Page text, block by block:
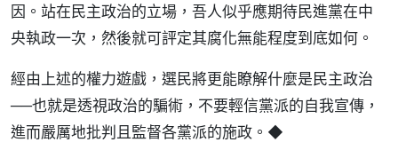
因。站在民主政治的立場，吾人似乎應期待民進黨在中
央執政一次，然後就可評定其腐化無能程度到底如何。
經由上述的權力遊戲，選民將更能瞭解什麼是民主政治
──也就是透視政治的騙術，不要輕信黨派的自我宣傳，
進而嚴厲地批判且監督各黨派的施政。◆